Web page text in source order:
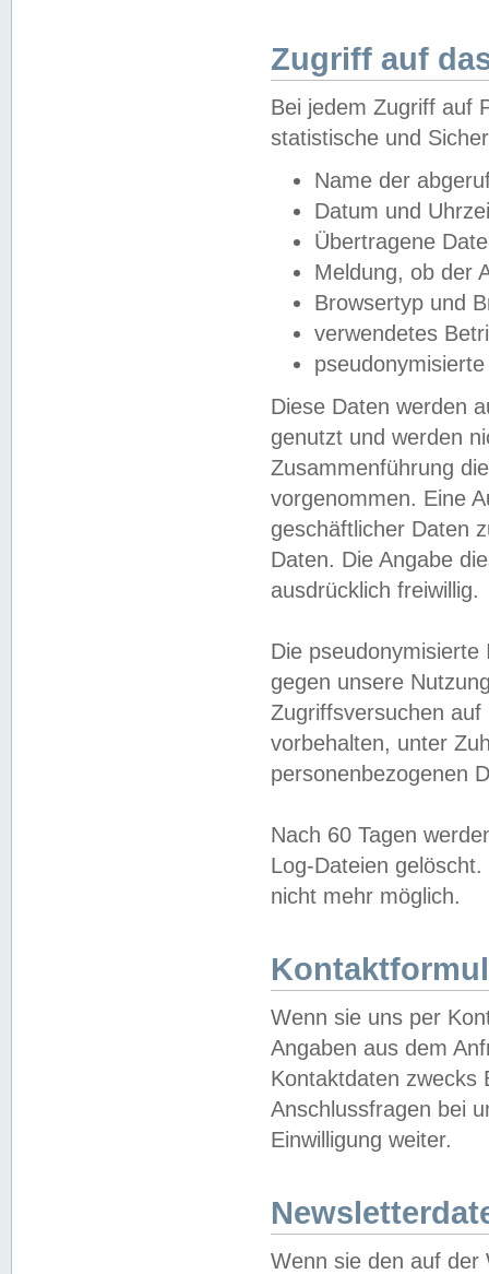
Zugriff auf
Bei jedem Zugriff auf
statistische und
Name der
Datum und
Übertragene
Meldung, ob der
Browsertyp und
verwendetes
Diese Daten werden
genutzt und werden
Zusammenführung
vorgenommen. Eine
geschäftlicher Daten
Daten. Die Angabe
ausdrücklich freiwillig.
Die
gegen unsere
Zugriffsversuchen
vorbehalten, unter
personenbezogenen
Nach 60 Tagen
Log-Dateien
nicht mehr möglich.
Wenn sie uns per
Angaben aus dem
Kontaktdaten zwecks
Anschlussfragen bei
Einwilligung weiter.
Wenn sie den auf der